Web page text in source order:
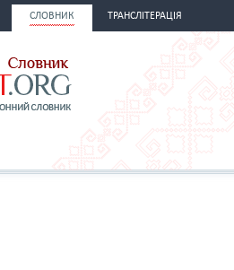
СЛОВНИК ТРАНСЛІТЕРАЦІЯ